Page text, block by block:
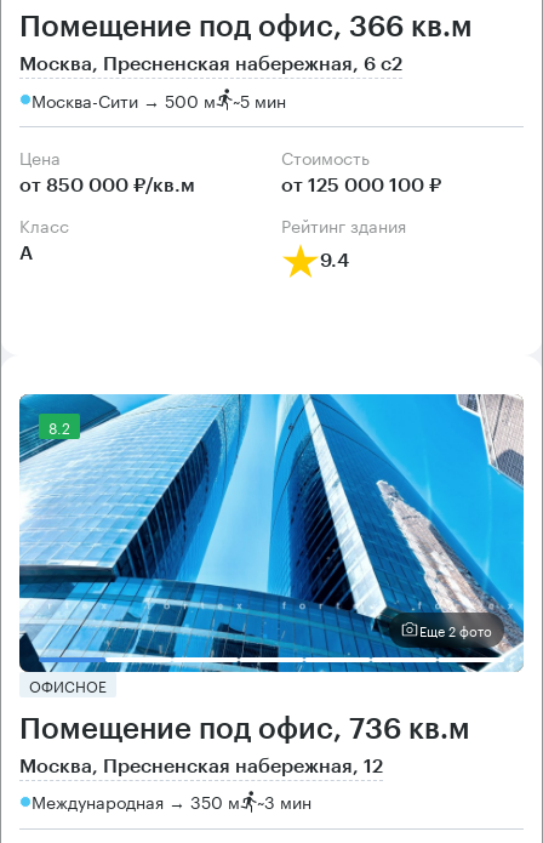
Помещение под офис, 366 кв.м
Москва, Пресненская набережная, 6 с2
Москва-Сити → 500 м ~5 мин
Цена
от 850 000 ₽/кв.м
Cтоимость
от 125 000 100 ₽
класс
А
рейтинг здания
9.4
8.2
Еще 2 фото
ОФИСНОЕ
Помещение под офис, 736 кв.м
Москва, Пресненская набережная, 12
Международная → 350 м ~3 мин